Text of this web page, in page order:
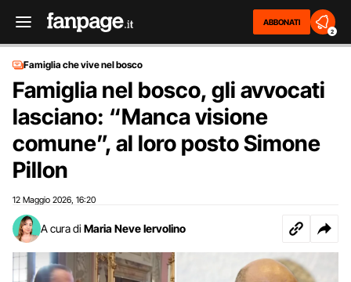
ABBONATI
2
Famiglia che vive nel bosco
Famiglia nel bosco, gli avvocati
lasciano: “Manca visione
comune”, al loro posto Simone
Pillon
12 Maggio 2026 16:20
A cura di Maria Neve Iervolino